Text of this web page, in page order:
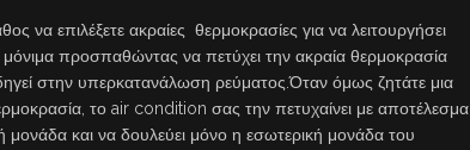
να επιλέξετε ακραίες θερμοκρασίες για να λειτουργήσει
μόνιμα προσπαθώντας να πετύχει την ακραία θερμοκρασία
στην υπερκατανάλωση ρεύματος.Όταν όμως ζητάτε μια
το air condition σας την πετυχαίνει με αποτέλεσμα
μονάδα και να δουλεύει μόνο η εσωτερική μονάδα του